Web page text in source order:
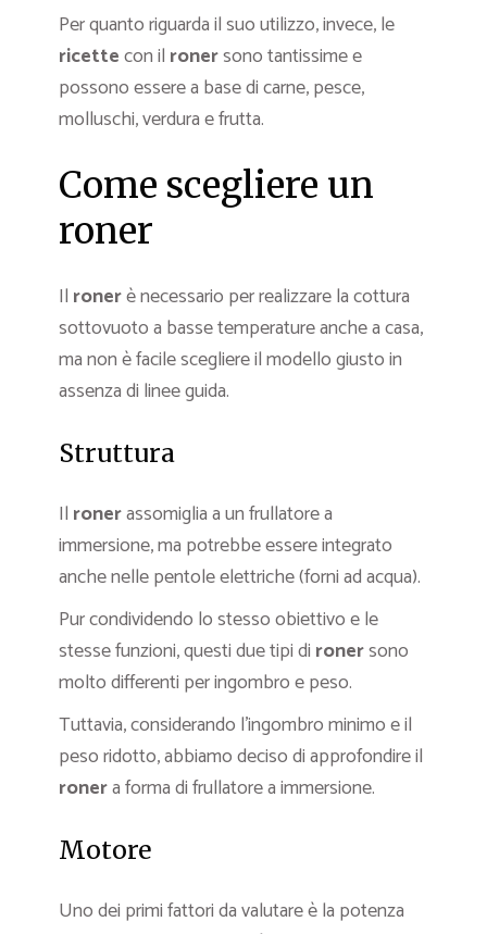
Per quanto riguarda il suo utilizzo, invece, le
ricettecon il ronersono tantissime e
possono essere a base di carne, pesce,
molluschi, verdura e frutta.
Come scegliere un
roner
Il ronerè necessario per realizzare la cottura
sottovuoto a basse temperature anche a casa,
ma non è facile scegliere il modello giusto in
assenza di linee guida.
Struttura
Il ronerassomiglia a un frullatore a
immersione, ma potrebbe essere integrato
anche nelle pentole elettriche (forni ad acqua).
Pur condividendo lo stesso obiettivo e le
stesse funzioni, questi due tipi di ronersono
molto differenti per ingombro e peso.
Tuttavia, considerando l’ingombro minimo e il
peso ridotto, abbiamo deciso di approfondire il
ronera forma di frullatore a immersione.
Motore
Uno dei primi fattori da valutare è la potenza